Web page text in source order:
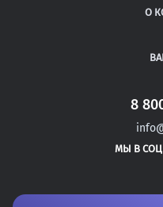
ПОЛИТИКА
О
8
МЫ В